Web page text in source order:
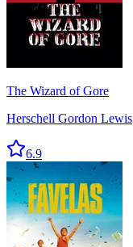
The Wizard of Gore
Herschell Gordon Lewis
6.9